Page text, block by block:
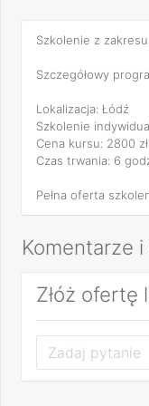
Szkolenie z
Szczegółowy
Lokalizacja: Łódź
Szkolenie
Cena kursu: 2800 zł
Czas trwania: 6
Pełna oferta
Komentarze
Złóż ofertę